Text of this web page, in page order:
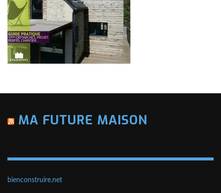
MA FUTURE MAISON
bienconstruire.net